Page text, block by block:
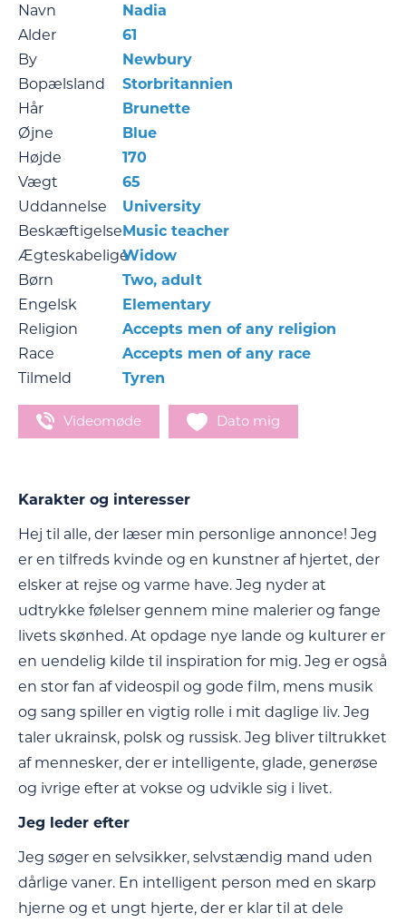
Navn
Nadia
Alder
61
By
Newbury
Bopælsland
Storbritannien
Hår
Brunette
Øjne
Blue
Højde
170
Vægt
65
Uddannelse
University
BeskæftigelseMusic teacher
ÆgteskabeligeWidow
Børn
Two, adult
Engelsk
Elementary
Religion
Accepts men of any religion
Race
Accepts men of any race
Tilmeld
Tyren
Videomøde Dato mig
Karakter og interesser
Hej til alle, der læser min personlige annonce! Jeg
er en tilfreds kvinde og en kunstner af hjertet, der
elsker at rejse og varme have. Jeg nyder at
udtrykke følelser gennem mine malerier og fange
livets skønhed. At opdage nye lande og kulturer er
en uendelig kilde til inspiration for mig. Jeg er også
en stor fan af videospil og gode film, mens musik
og sang spiller en vigtig rolle i mit daglige liv. Jeg
taler ukrainsk, polsk og russisk. Jeg bliver tiltrukket
af mennesker, der er intelligente, glade, generøse
og ivrige efter at vokse og udvikle sig i livet.
Jeg leder efter
Jeg søger en selvsikker, selvstændig mand uden
dårlige vaner. En intelligent person med en skarp
hjerne og et ungt hjerte, der er klar til at dele